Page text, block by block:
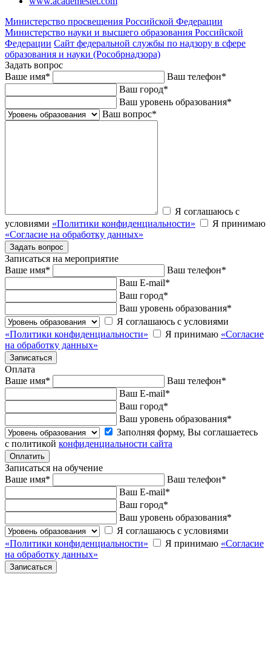
Министерство просвещения Российской Федерации
Министерство науки и высшего образования Российской
Федерации Сайт федеральной службы по надзору в сфере
образования и науки (Рособрнадзора)
Задать вопрос
Ваше имя* Ваш телефон*
Ваш город*
Ваш уровень образования*
Ваш вопрос*
Я соглашаюсь с
условиями «Политики конфиденциальности»
Я принимаю
«Согласие на обработку данных»
Записаться на мероприятие
Ваше имя* Ваш телефон*
Ваш E-mail*
Ваш город*
Ваш уровень образования*
Я соглашаюсь с условиями
«Политики конфиденциальности»
Я принимаю «Согласие
на обработку данных»
Оплата
Ваше имя* Ваш телефон*
Ваш E-mail*
Ваш город*
Ваш уровень образования*
Заполняя форму, Вы соглашаетесь
с политикой конфиденциальности сайта
Записаться на обучение
Ваше имя* Ваш телефон*
Ваш E-mail*
Ваш город*
Ваш уровень образования*
Я соглашаюсь с условиями
«Политики конфиденциальности»
Я принимаю «Согласие
на обработку данных»